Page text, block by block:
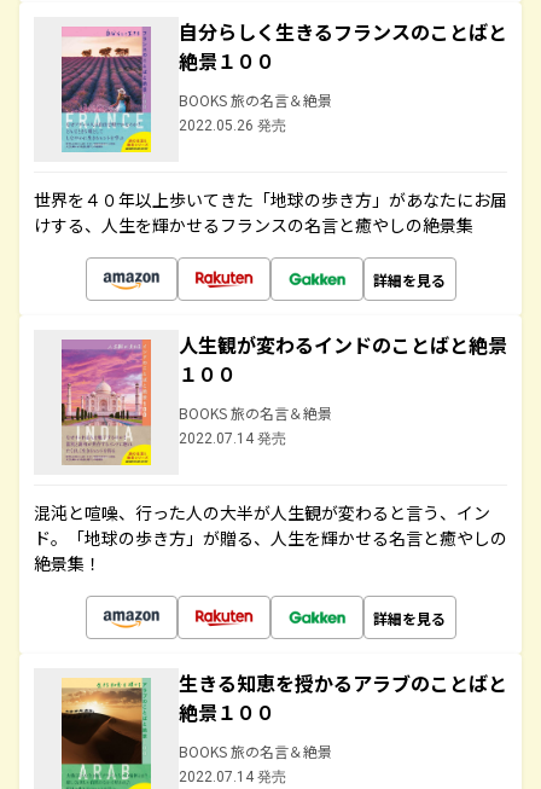
自分らしく生きるフランスのことばと
絶景１００
BOOKS 旅の名言＆絶景
2022.05.26 発売
世界を４０年以上歩いてきた「地球の歩き方」があなたにお届
けする、人生を輝かせるフランスの名言と癒やしの絶景集
詳細を見る
人生観が変わるインドのことばと絶景
１００
BOOKS 旅の名言＆絶景
2022.07.14 発売
混沌と喧噪、行った人の大半が人生観が変わると言う、イン
ド。「地球の歩き方」が贈る、人生を輝かせる名言と癒やしの
絶景集！
詳細を見る
生きる知恵を授かるアラブのことばと
絶景１００
BOOKS 旅の名言＆絶景
2022.07.14 発売